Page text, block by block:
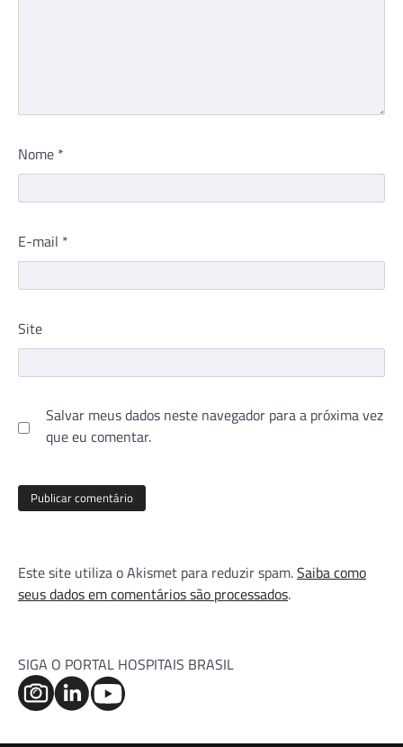
Nome *
E-mail *
Site
Salvar meus dados neste navegador para a próxima vez
que eu comentar.
Este site utiliza o Akismet para reduzir spam.Saiba como
seus dados em comentários são processados.
SIGA O PORTAL HOSPITAIS BRASIL